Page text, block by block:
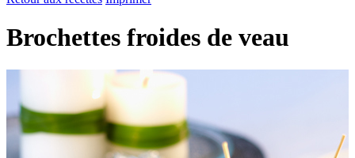
Brochettes froides de veau